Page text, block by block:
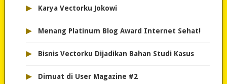
▸ Karya Vectorku Jokowi
▸ Menang Platinum Blog Award Internet Sehat!
▸ Bisnis Vectorku Dijadikan Bahan Studi Kasus
▸ Dimuat di User Magazine #2